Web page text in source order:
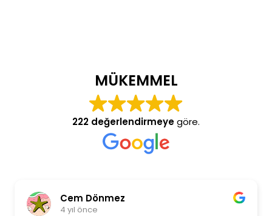
MÜKEMMEL
222 değerlendirmeyegöre.
Cem Dönmez
4 yıl önce